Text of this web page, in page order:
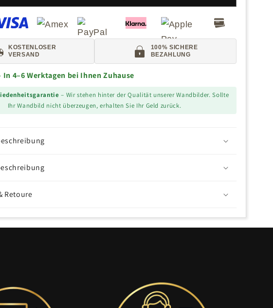
KOSTENLOSER
VERSAND
100% SICHERE
BEZAHLUNG
In 4–6 Werktagen bei Ihnen Zuhause
– Wir stehen hinter der Qualität unserer Wandbilder. Sollte
Ihr Wandbild nicht überzeugen, erhalten Sie Ihr Geld zurück.
Retoure